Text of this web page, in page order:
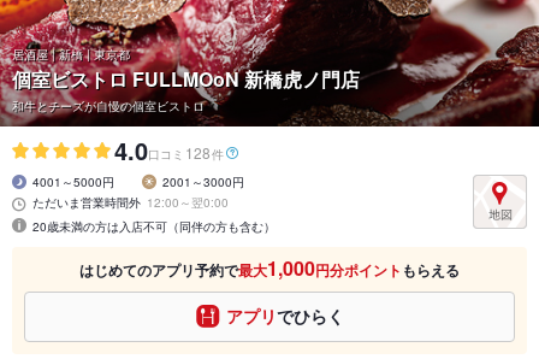
居酒屋 | 新橋 | 東京都
個室ビストロ FULLMOoN 新橋虎ノ門店
和牛とチーズが自慢の個室ビストロ
4.0口コミ 128件
4001～5000円
2001～3000円
ただいま営業時間外 12:00～翌0:00
20歳未満の方は入店不可（同伴の方も含む）
はじめてのアプリ予約で最大1,000円分ポイント もらえる
アプリでひらく